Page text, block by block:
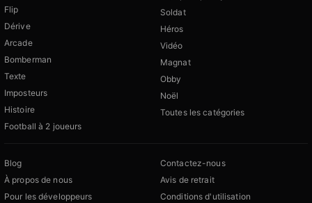
Flip
Dérive
Arcade
Bomberman
Texte
Imposteurs
Histoire
Football à 2 joueurs
Soldat
Héros
Vidéo
Magnat
Obby
Noël
Toutes les catégories
Blog
À propos de nous
Pour les développeurs
Contactez-nous
Avis de retrait
Conditions d'utilisation